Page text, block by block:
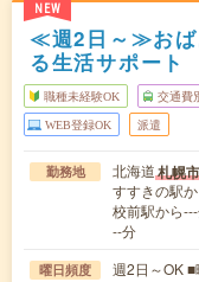
NEW
≪週2日～≫おば
る生活サポート
職種未経験OK 交通費
WEB登録OK 派遣
勤務地 北海道札幌
すすきの駅
校前駅から
--分
曜日頻度
週2日～OK